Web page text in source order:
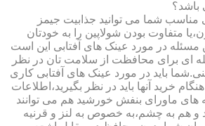
باشد؟
مناسب شما می توانید جذابیت جیمز
متفاوت بودن شولاپین را به خودتان
مسئله در مورد عینک های آفتابی این است
ای برای محافظت از سلامت تان در نظر
باید در مورد عینک های آفتابی کاری
خرید آنها باید در نظر بگیرید،اطلاعات
های ماورای بنفش خورشید هم می توانند
و هم به چشم،به خصوص به لنز و قرنیه